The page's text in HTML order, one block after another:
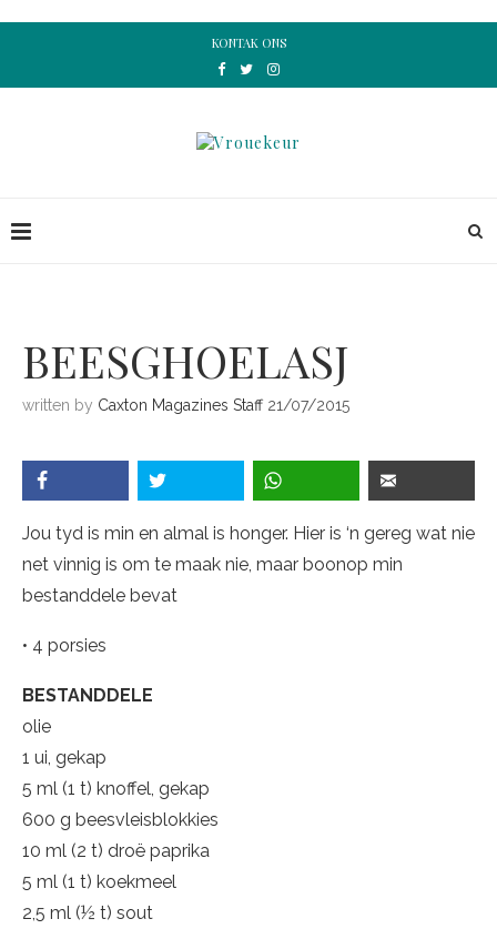
KONTAK ONS
BEESGHOELASJ
written by Caxton Magazines Staff 21/07/2015
Jou tyd is min en almal is honger. Hier is ‘n gereg wat nie
net vinnig is om te maak nie, maar boonop min
bestanddele bevat
• 4 porsies
BESTANDDELE
olie
1 ui, gekap
5 ml (1 t) knoffel, gekap
600 g beesvleisblokkies
10 ml (2 t) droë paprika
5 ml (1 t) koekmeel
2,5 ml (½ t) sout